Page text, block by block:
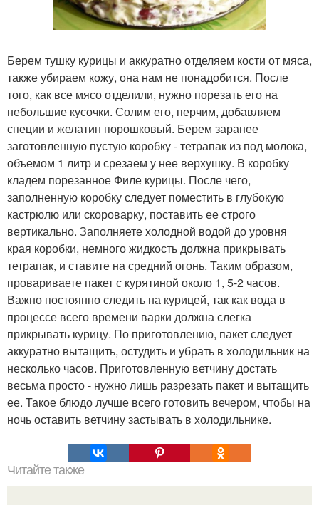
Берем тушку курицы и аккуратно отделяем кости от мяса,
также убираем кожу, она нам не понадобится. После
того, как все мясо отделили, нужно порезать его на
небольшие кусочки. Солим его, перчим, добавляем
специи и желатин порошковый. Берем заранее
заготовленную пустую коробку - тетрапак из под молока,
объемом 1 литр и срезаем у нее верхушку. В коробку
кладем порезанное Филе курицы. После чего,
заполненную коробку следует поместить в глубокую
кастрюлю или скороварку, поставить ее строго
вертикально. Заполняете холодной водой до уровня
края коробки, немного жидкость должна прикрывать
тетрапак, и ставите на средний огонь. Таким образом,
провариваете пакет с курятиной около 1, 5-2 часов.
Важно постоянно следить на курицей, так как вода в
процессе всего времени варки должна слегка
прикрывать курицу. По приготовлению, пакет следует
аккуратно вытащить, остудить и убрать в холодильник на
несколько часов. Приготовленную ветчину достать
весьма просто - нужно лишь разрезать пакет и вытащить
ее. Такое блюдо лучше всего готовить вечером, чтобы на
ночь оставить ветчину застывать в холодильнике.
Читайте также